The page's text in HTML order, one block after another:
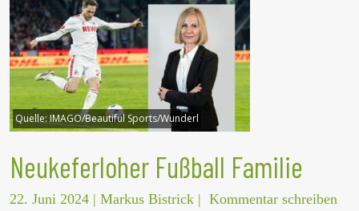
Quelle: IMAGO/Beautiful Sports/Wunderl
Neukeferloher Fußball Familie
22. Juni 2024 | Markus Bistrick | Kommentar schreiben